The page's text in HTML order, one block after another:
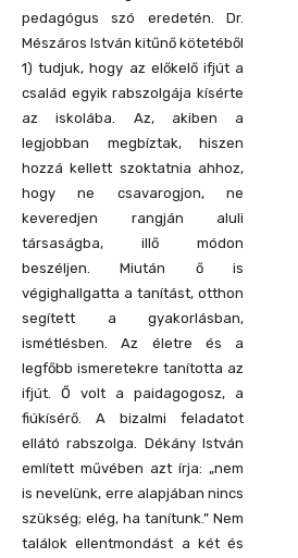
pedagógus szó eredetén. Dr.
Mészáros István kitűnő kötetéből
1) tudjuk, hogy az előkelő ifjút a
család egyik rabszolgája kísérte
az iskolába. Az, akiben a
legjobban megbíztak, hiszen
hozzá kellett szoktatnia ahhoz,
hogy ne csavarogjon, ne
keveredjen rangján aluli
társaságba, illő módon
beszéljen. Miután ő is
végighallgatta a tanítást, otthon
segített a gyakorlásban,
ismétlésben. Az életre és a
legfőbb ismeretekre tanította az
ifjút. Ő volt a paidagogosz, a
fiúkísérő. A bizalmi feladatot
ellátó rabszolga. Dékány István
említett művében azt írja: „nem
is nevelünk, erre alapjában nincs
szükség; elég, ha tanítunk.” Nem
találok ellentmondást a két és